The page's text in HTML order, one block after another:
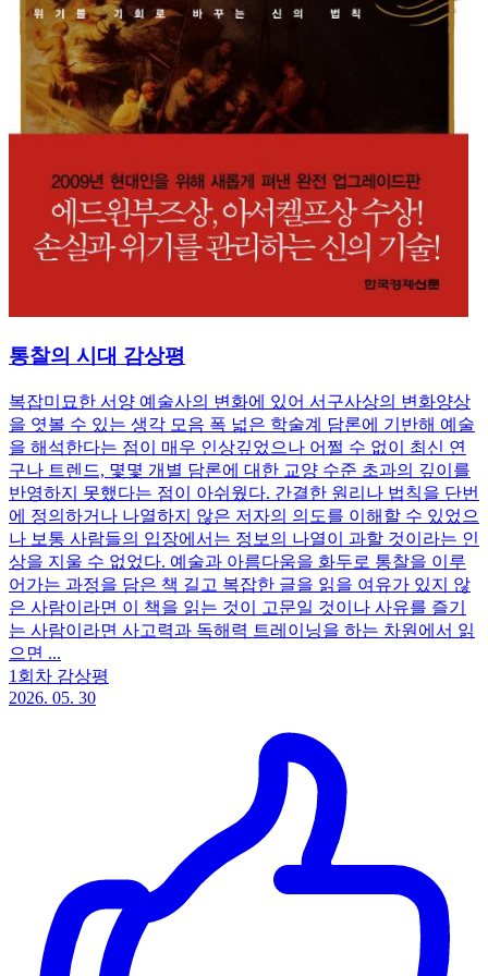
통찰의 시대 감상평
복잡미묘한 서양 예술사의 변화에 있어 서구사상의 변화양상
을 엿볼 수 있는 생각 모음 폭 넓은 학술계 담론에 기반해 예술
을 해석한다는 점이 매우 인상깊었으나 어쩔 수 없이 최신 연
구나 트렌드, 몇몇 개별 담론에 대한 교양 수준 초과의 깊이를
반영하지 못했다는 점이 아쉬웠다. 간결한 원리나 법칙을 단번
에 정의하거나 나열하지 않은 저자의 의도를 이해할 수 있었으
나 보통 사람들의 입장에서는 정보의 나열이 과할 것이라는 인
상을 지울 수 없었다. 예술과 아름다움을 화두로 통찰을 이루
어가는 과정을 담은 책 길고 복잡한 글을 읽을 여유가 있지 않
은 사람이라면 이 책을 읽는 것이 고문일 것이나 사유를 즐기
는 사람이라면 사고력과 독해력 트레이닝을 하는 차원에서 읽
으면 ...
1회차 감상평
2026. 05. 30